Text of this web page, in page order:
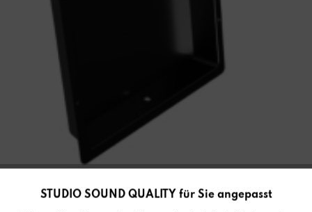
Funktionale Aktiv
STUDIO SOUND QUALITY für Sie angepasst